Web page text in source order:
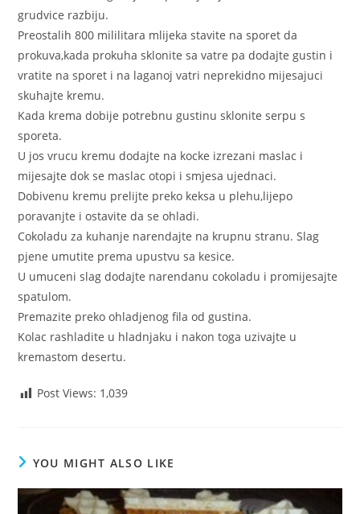
grudvice razbiju.
Preostalih 800 mililitara mlijeka stavite na sporet da
prokuva,kada prokuha sklonite sa vatre pa dodajte gustin i
vratite na sporet i na laganoj vatri neprekidno mijesajuci
skuhajte kremu.
Kada krema dobije potrebnu gustinu sklonite serpu s
sporeta.
U jos vrucu kremu dodajte na kocke izrezani maslac i
mijesajte dok se maslac otopi i smjesa ujednaci.
Dobivenu kremu prelijte preko keksa u plehu,lijepo
poravanjte i ostavite da se ohladi.
Cokoladu za kuhanje narendajte na krupnu stranu. Slag
pjene umutite prema upustvu sa kesice.
U umuceni slag dodajte narendanu cokoladu i promijesajte
spatulom.
Premazite preko ohladjenog fila od gustina.
Kolac rashladite u hladnjaku i nakon toga uzivajte u
kremastom desertu.
Post Views: 1,039
YOU MIGHT ALSO LIKE